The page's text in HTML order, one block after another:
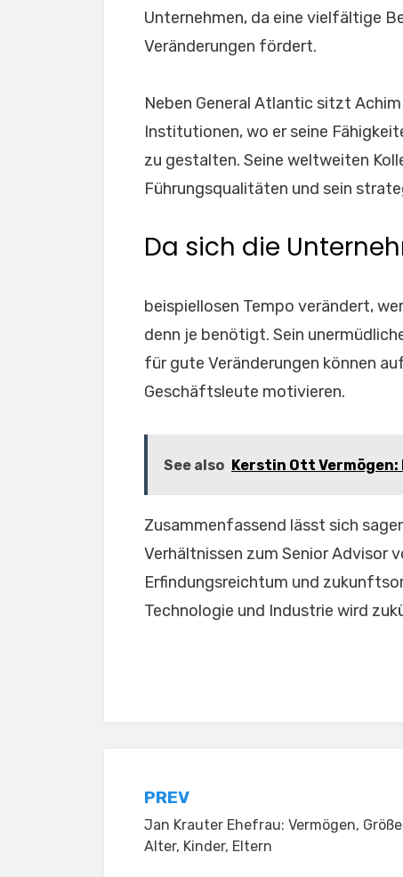
Unternehmen, da eine vielfältige
Veränderungen fördert.
Neben General Atlantic sitzt
Institutionen, wo er seine
zu gestalten. Seine weltweiten
Führungsqualitäten und sein
Da sich die
beispiellosen Tempo verändert,
denn je benötigt. Sein
für gute Veränderungen können
Geschäftsleute motivieren.
See also Kerstin Ott Vermögen:
Zusammenfassend lässt sich
Verhältnissen zum Senior Advisor
Erfindungsreichtum und
Technologie und Industrie wird
Post
navigation
PREV
Jan Krauter Ehefrau: Vermögen,
Alter, Kinder, Eltern